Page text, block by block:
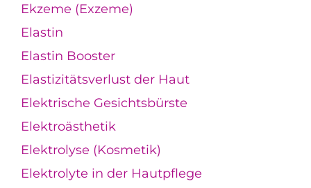
Ekzeme (Exzeme)
Elastin
Elastin Booster
Elastizitätsverlust der Haut
Elektrische Gesichtsbürste
Elektroästhetik
Elektrolyse (Kosmetik)
Elektrolyte in der Hautpflege